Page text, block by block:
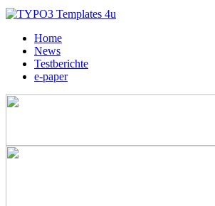
Home
News
Testberichte
e-paper